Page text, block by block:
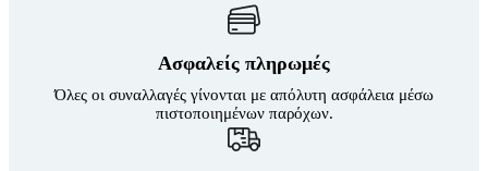
Ασφαλείς πληρωμές
Όλες οι συναλλαγές γίνονται με απόλυτη ασφάλεια μέσω
πιστοποιημένων παρόχων.